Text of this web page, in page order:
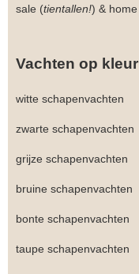
sale (tientallen!) & home
Vachten op kleur
witte schapenvachten
zwarte schapenvachten
grijze schapenvachten
bruine schapenvachten
bonte schapenvachten
taupe schapenvachten